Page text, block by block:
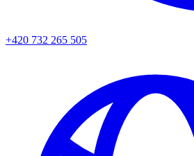
+420 732 265 505